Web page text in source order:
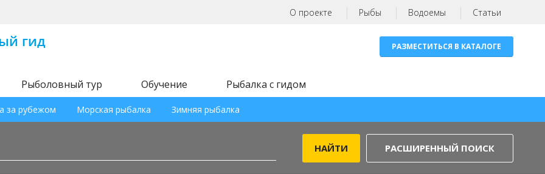
О проекте Рыбы Водоемы Статьи
РАЗМЕСТИТЬСЯ В КАТАЛОГЕ
Рыболовный тур Обучение Рыбалка с гидом
за рубежом Морская рыбалка Зимняя рыбалка
РАСШИРЕННЫЙ ПОИСК